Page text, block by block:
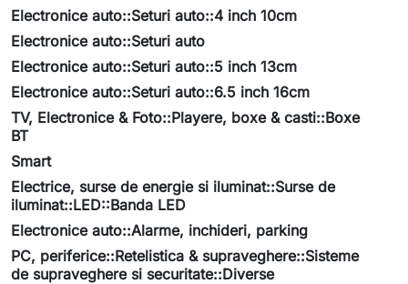
Electronice auto::Seturi auto::4 inch 10cm
Electronice auto::Seturi auto
Electronice auto::Seturi auto::5 inch 13cm
Electronice auto::Seturi auto::6.5 inch 16cm
TV, Electronice & Foto::Playere, boxe & casti::Boxe
BT
Smart
Electrice, surse de energie si iluminat::Surse de
iluminat::LED::Banda LED
Electronice auto::Alarme, inchideri, parking
PC, periferice::Retelistica & supraveghere::Sisteme
de supraveghere si securitate::Diverse